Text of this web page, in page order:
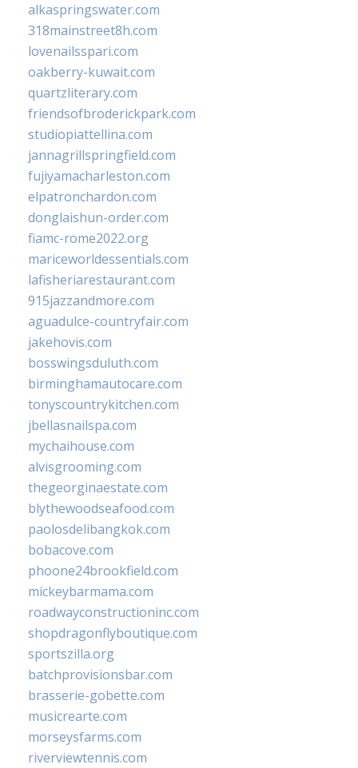
alkaspringswater.com
318mainstreet8h.com
lovenailsspari.com
oakberry-kuwait.com
quartzliterary.com
friendsofbroderickpark.com
studiopiattellina.com
jannagrillspringfield.com
fujiyamacharleston.com
elpatronchardon.com
donglaishun-order.com
fiamc-rome2022.org
mariceworldessentials.com
lafisheriarestaurant.com
915jazzandmore.com
aguadulce-countryfair.com
jakehovis.com
bosswingsduluth.com
birminghamautocare.com
tonyscountrykitchen.com
jbellasnailspa.com
mychaihouse.com
alvisgrooming.com
thegeorginaestate.com
blythewoodseafood.com
paolosdelibangkok.com
bobacove.com
phoone24brookfield.com
mickeybarmama.com
roadwayconstructioninc.com
shopdragonflyboutique.com
sportszilla.org
batchprovisionsbar.com
brasserie-gobette.com
musicrearte.com
morseysfarms.com
riverviewtennis.com